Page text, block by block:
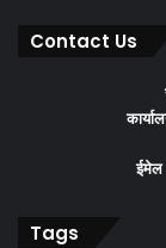
Contact Us
ईमेल
Tags